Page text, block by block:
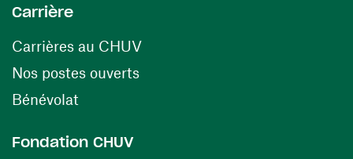
Carrière
Carrières au CHUV(opens in a new window)
Nos postes ouverts(opens in a new window)
Bénévolat
Fondation CHUV